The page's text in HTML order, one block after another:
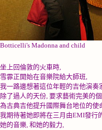
Botticelli's Madonna and child
坐上回倫敦的火車時,
雪霏正開始在音樂院給大師班,
我一路邊想著這位年輕的吉他演
除了過人的天份, 要求藝術完美的
為古典吉他提升國際舞台地位的使
我期待著她即將在三月由EMI發行
她的音樂, 和她的毅力,